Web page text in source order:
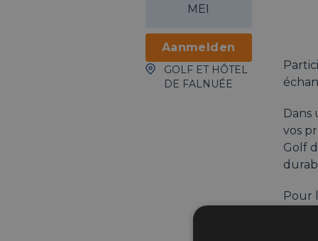
MEI
Aanmelden
GOLF ET HÔTEL
DE FALNUÉE
Dans
vos
Golf
Pour